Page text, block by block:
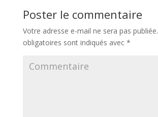
Poster le commentaire
Votre adresse e-mail ne sera pas publiée.
obligatoires sont indiqués avec *